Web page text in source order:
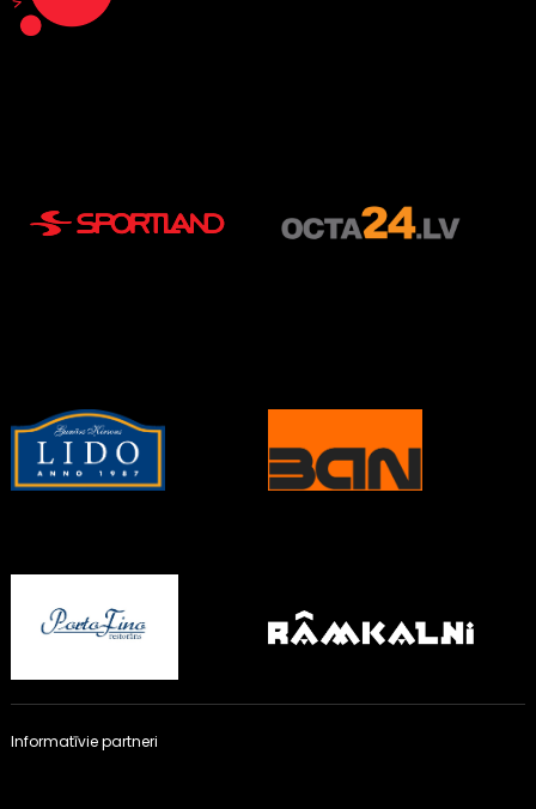
Informatīvie partneri